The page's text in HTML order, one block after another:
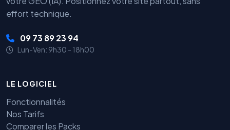
effort technique.
09 73 89 23 94
Lun-Ven: 9h30 - 18h00
LE LOGICIEL
Fonctionnalités
Nos Tarifs
Comparer les Packs